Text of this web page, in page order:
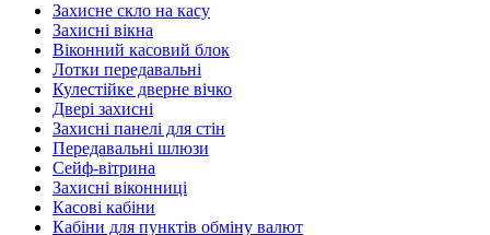
Захисне скло на касу
Захисні вікна
Віконний касовий блок
Лотки передавальні
Кулестійке дверне вічко
Двері захисні
Захисні панелі для стін
Передавальні шлюзи
Сейф-вітрина
Захисні віконниці
Касові кабіни
Кабіни для пунктів обміну валют